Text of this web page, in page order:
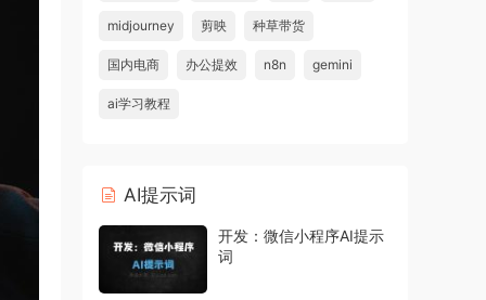
midjourney 剪映 种草带货
国内电商 办公提效 n8n gemini
ai学习教程
AI提示词
开发：微信小程序AI提示
词